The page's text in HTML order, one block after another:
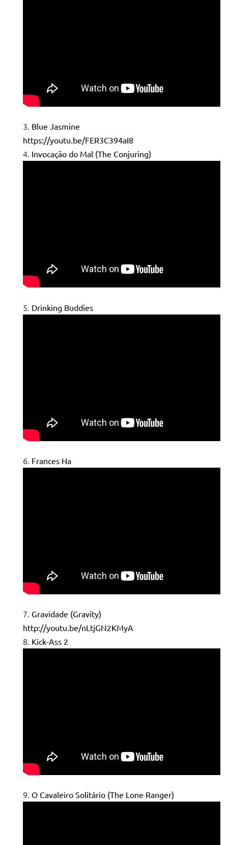
Blue Jasmine
https://youtu.be/FER3C394aI8
Invocação do Mal (The Conjuring)
Drinking Buddies
Frances Ha
Gravidade (Gravity)
http://youtu.be/nLtjGN2KMyA
Kick-Ass 2
O Cavaleiro Solitário (The Lone Ranger)